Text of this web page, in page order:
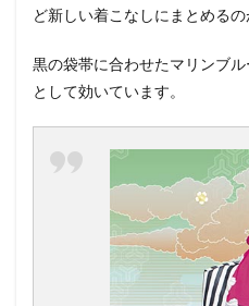
ど新しい着こなしにまとめるの
黒の袋帯に合わせたマリンブ
として効いています。